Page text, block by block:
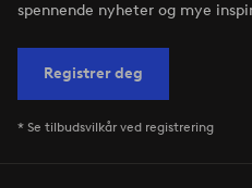
spennende nyheter og mye
Registrer deg
* Se tilbudsvilkår ved registrering